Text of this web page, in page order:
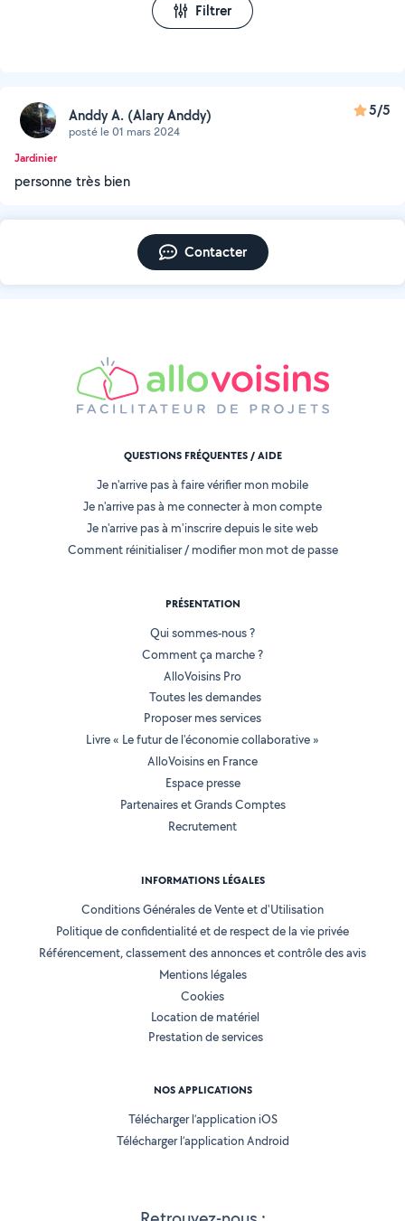
Filtrer
Anddy A. (Alary Anddy)
posté le 01 mars 2024
5/5
Jardinier
personne très bien
Contacter
QUESTIONS FRÉQUENTES / AIDE
Je n'arrive pas à faire vérifier mon mobile
Je n'arrive pas à me connecter à mon compte
Je n'arrive pas à m'inscrire depuis le site web
Comment réinitialiser / modifier mon mot de passe
PRÉSENTATION
Qui sommes-nous ?
Comment ça marche ?
AlloVoisins Pro
Toutes les demandes
Proposer mes services
Livre « Le futur de l'économie collaborative »
AlloVoisins en France
Espace presse
Partenaires et Grands Comptes
Recrutement
INFORMATIONS LÉGALES
Conditions Générales de Vente et d'Utilisation
Politique de confidentialité et de respect de la vie privée
Référencement, classement des annonces et contrôle des avis
Mentions légales
Cookies
Location de matériel
Prestation de services
NOS APPLICATIONS
Télécharger l’application iOS
Télécharger l’application Android